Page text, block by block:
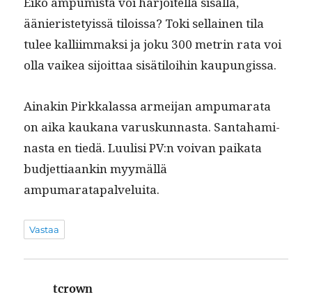
äänieris­te­tyis­sä tilois­sa? Toki sel­l­ainen tila
tulee kalli­im­mak­si ja joku 300 metrin rata voi
olla vaikea sijoit­taa sisätiloi­hin kaupungissa.
Ainakin Pirkkalas­sa armei­jan ampumara­ta
on aika kaukana varuskun­nas­ta. San­ta­ham­i­
nas­ta en tiedä. Luulisi PV:n voivan paika­ta
bud­jet­ti­aankin myymäl­lä
ampumaratapalveluita.
Vastaa
tcrown